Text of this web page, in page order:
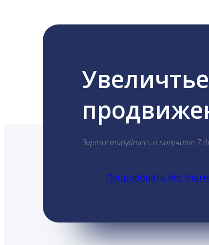
Зарегистируйтесь и получите 7
Попробовать